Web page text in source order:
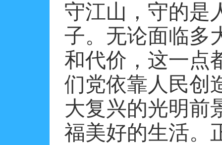
守江山，守的是
子。无论面临多
和代价，这一点
们党依靠人民创
大复兴的光明前
福美好的生活。